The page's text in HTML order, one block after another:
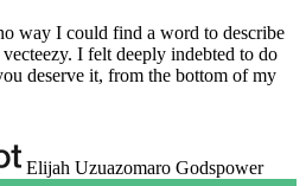
way I could find a word to describe
I felt deeply indebted to do
deserve it, from the bottom of my
Elijah Uzuazomaro Godspower